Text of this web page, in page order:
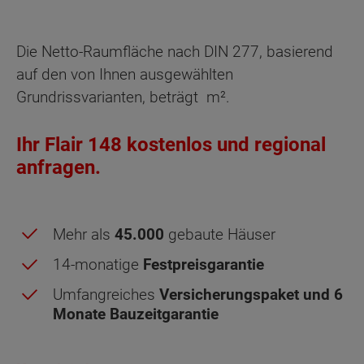
Netto-Raumfläche 88.79
Die Netto-Raumfläche nach DIN 277, basierend
auf den von Ihnen ausgewählten
Grundrissvarianten, beträgt m².
Ihr Flair 148 kostenlos und regional
anfragen.
Mehr als 45.000 gebaute Häuser
14-monatige Festpreisgarantie
Umfangreiches Versicherungspaket und 6
Monate Bauzeitgarantie